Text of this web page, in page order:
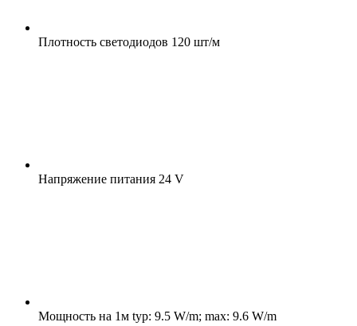
Плотность светодиодов 120 шт/м
Напряжение питания 24 V
Мощность на 1м typ: 9.5 W/m; max: 9.6 W/m